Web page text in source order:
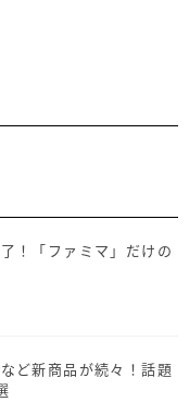
！「ファミマ」だけの
ど新商品が続々！話題